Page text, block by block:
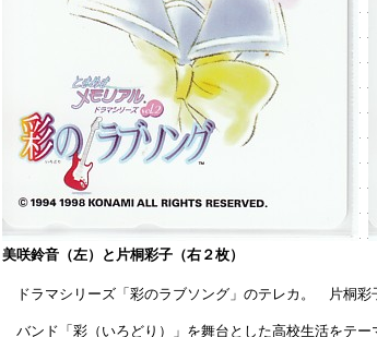
美咲鈴音（左）と片桐彩子（右２枚）
ドラマシリーズ「彩のラブソング」のテレカ。 片桐彩
バンド「彩（いろどり）」を舞台とした高校生活をテー